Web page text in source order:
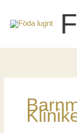
innehåll